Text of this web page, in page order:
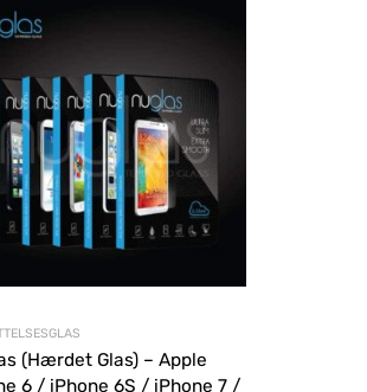
(Hærdet Glas) – Apple
6 / iPhone 6S / iPhone 7 /